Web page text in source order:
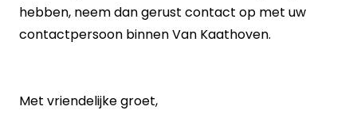
hebben, neem dan gerust contact op met uw
contactpersoon binnen Van Kaathoven.
Met vriendelijke groet,